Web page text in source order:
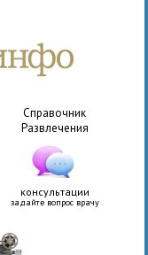
Справочник
Развлечения
консультации
задайте вопрос врачу